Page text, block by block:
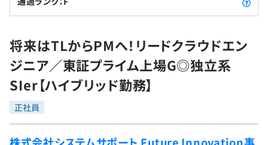
転職成功ガイド
転職エージェント
インタビュー
転職成功ガイド
新卒就活
求人検索
本選考
インターン
学習
問題集
4択課題
プログラミング言語
ゲーム・マンガ
将来はTLからPMへ！リードクラウドエン
ジニア／東証プライム上場G◎独立系
SIer【ハイブリッド勤務】
正社員